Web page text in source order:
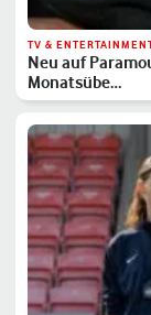
TV &
Neu auf
Monatsübe…